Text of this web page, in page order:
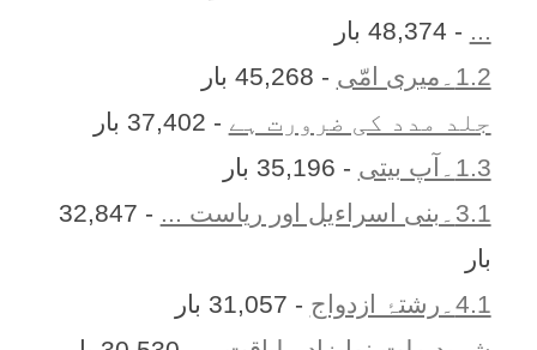
- 48,374 بار
1.2۔میری امّی
- 45,268 بار
جلد مدد کی ضرورت ہے - 37,402 بار
1.3۔آپ بیتی
- 35,196 بار
3.1۔بنی اسراءیل اور ریاست ...
- 32,847
بار
4.1۔رشتۂ ازدواج
- 31,057 بار